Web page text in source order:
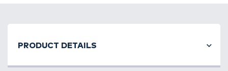
PRODUCT DETAILS